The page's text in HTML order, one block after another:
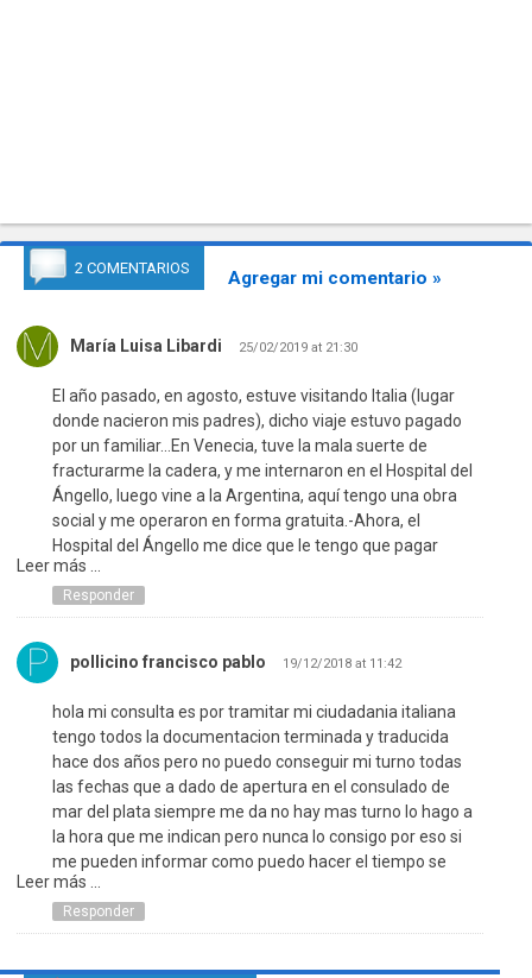
2 COMENTARIOS Agregar mi comentario »
María Luisa Libardi 25/02/2019 at 21:30
El año pasado, en agosto, estuve visitando Italia (lugar
donde nacieron mis padres), dicho viaje estuvo pagado
por un familiar…En Venecia, tuve la mala suerte de
fracturarme la cadera, y me internaron en el Hospital del
Ángello, luego vine a la Argentina, aquí tengo una obra
social y me operaron en forma gratuita.-Ahora, el
Hospital del Ángello me dice que le tengo que pagar
alrededor de 3900 euros…yo, ese dinero no lo tengo,soy
una jubilada con un sueldo mensual de 20.000$ ( 450
euros aprox. ), allí,en Italia, me comuniqué con el
Consulado argentino, y me dijo una srta. que podía pagar
a través del Pami…Quisiera saber qué trámites tengo que
Gracias!
Leer más ...
Responder
pollicino francisco pablo 19/12/2018 at 11:42
hola mi consulta es por tramitar mi ciudadania italiana
tengo todos la documentacion terminada y traducida
hace dos años pero no puedo conseguir mi turno todas
las fechas que a dado de apertura en el consulado de
mar del plata siempre me da no hay mas turno lo hago a
la hora que me indican pero nunca lo consigo por eso si
me pueden informar como puedo hacer el tiempo se
acorta y los documentos se venceran a la espera de su
respuesta gracias
Leer más ...
Responder